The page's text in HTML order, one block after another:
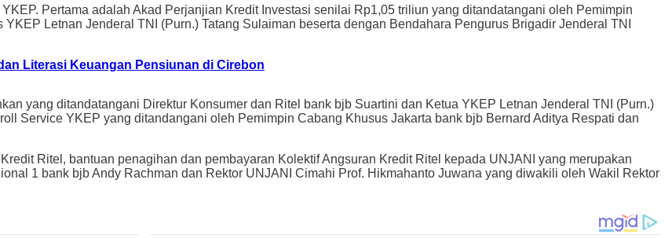
Pertama adalah Akad Perjanjian Kredit Investasi senilai Rp1,05 triliun yang ditandatangani oleh Pemimpin
Letnan Jenderal TNI (Purn.) Tatang Sulaiman beserta dengan Bendahara Pengurus Brigadir Jenderal TNI
Literasi Keuangan Pensiunan di Cirebon
yang ditandatangani Direktur Konsumer dan Ritel bank bjb Suartini dan Ketua YKEP Letnan Jenderal TNI (Purn.)
Service YKEP yang ditandangani oleh Pemimpin Cabang Khusus Jakarta bank bjb Bernard Aditya Respati dan
Ritel, bantuan penagihan dan pembayaran Kolektif Angsuran Kredit Ritel kepada UNJANI yang merupakan
1 bank bjb Andy Rachman dan Rektor UNJANI Cimahi Prof. Hikmahanto Juwana yang diwakili oleh Wakil Rektor